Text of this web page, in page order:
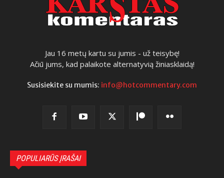
Jau 16 metų kartu su jumis - už teisybę!
Ačiū jums, kad palaikote alternatyvią žiniasklaidą!
Susisiekite su mumis: info@hotcommentary.com
POPULIARŪS ĮRAŠAI